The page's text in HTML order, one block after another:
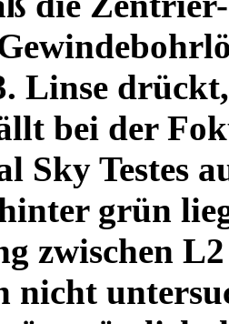
Linse
bei der
Sky Testes
grün
zwischen
nicht